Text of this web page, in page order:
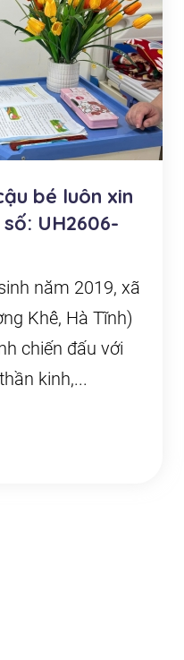
bé luôn xin
UH2606-
năm 2019, xã
Khê, Hà Tĩnh)
chiến đấu với
kinh,...